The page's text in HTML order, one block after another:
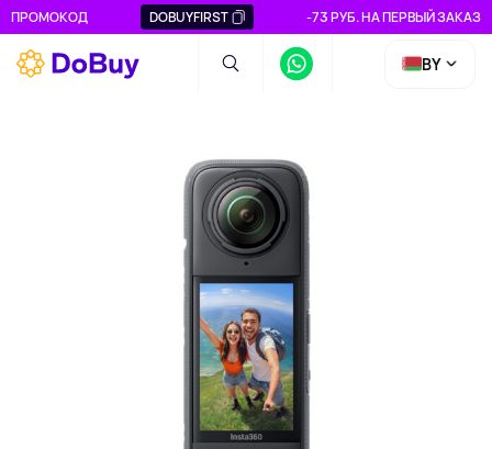
ПРОМОКОД DOBUYFIRST -73 РУБ. НА ПЕРВЫЙ ЗАКАЗ
BY